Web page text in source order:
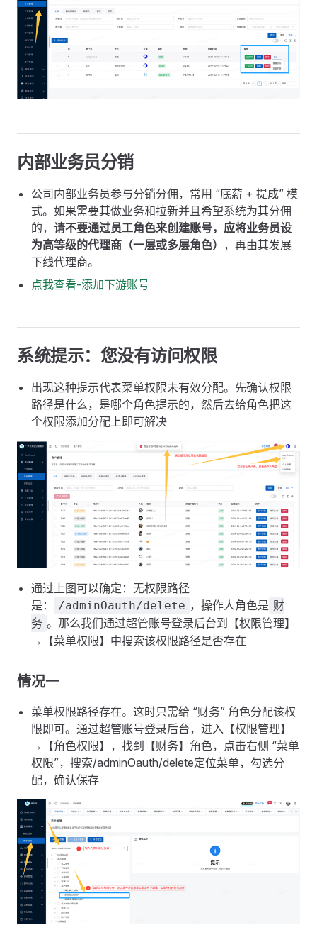
内部业务员分销
公司内部业务员参与分销分佣，常用 “底薪 + 提成” 模
式。如果需要其做业务和拉新并且希望系统为其分佣
的， 请不要通过员工角色来创建账号，应将业务员设
为高等级的代理商（一层或多层角色） ，再由其发展
下线代理商。
点我查看-添加下游账号
系统提示：您没有访问权限
出现这种提示代表菜单权限未有效分配。先确认权限
路径是什么，是哪个角色提示的，然后去给角色把这
个权限添加分配上即可解决
通过上图可以确定：无权限路径
是：
/adminOauth/delete ，操作人角色是 财
务 。那么我们通过超管账号登录后台到【权限管理】
→【菜单权限】中搜索该权限路径是否存在
情况一
菜单权限路径存在。这时只需给 “财务” 角色分配该权
限即可。通过超管账号登录后台，进入【权限管理】
→【角色权限】，找到【财务】角色，点击右侧 “菜单
权限”，搜索/adminOauth/delete定位菜单，勾选分
配，确认保存